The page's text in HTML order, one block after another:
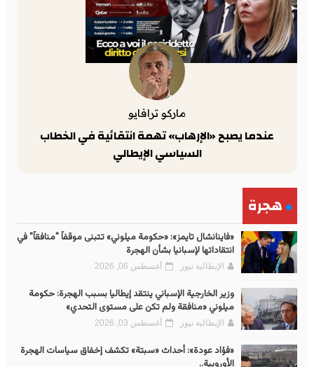
ماركو ترافايو
عندما يصبح «الإرهاب» تهمة انتقائية في الخطاب
السياسي الإيطالي
هجرة
«فاينانشال تايمز»: «حكومة ميلوني» تتبنى موقفاً "منافقاً" في
انتقاداتها لإسبانيا بشأن الهجرة
الإيطالية نيوز أغسطس 06, 2026
وزير الخارجية الإسباني ينتقد إيطاليا بسبب الهجرة: حكومة
ميلوني «منافقة ولم تكن على مستوى التحدي»
الإيطالية نيوز أغسطس 03, 2026
«فؤاد عودة»: أحداث «سبتة» تكشف إخفاق سياسات الهجرة